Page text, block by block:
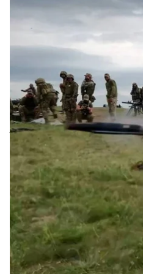
Оккупанты и дальше
Авдеевском и
Об этом
сообщил
Этой ночью
Информация о
За прошедшие сутки
территории Украины,
ракет наземного
«Шахедов».